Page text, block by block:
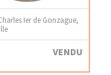
Ier de Gonzague,
VENDU